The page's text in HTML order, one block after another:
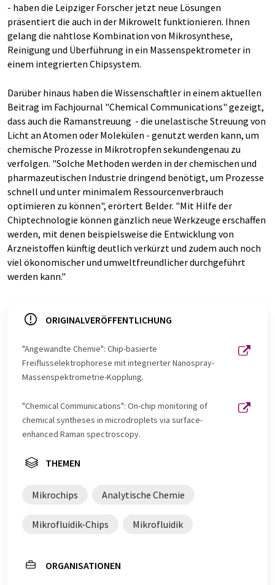
- haben die Leipziger Forscher jetzt neue Lösungen
präsentiert die auch in der Mikrowelt funktionieren. Ihnen
gelang die nahtlose Kombination von Mikrosynthese,
Reinigung und Überführung in ein Massenspektrometer in
einem integrierten Chipsystem.
Darüber hinaus haben die Wissenschaftler in einem aktuellen
Beitrag im Fachjournal "Chemical Communications" gezeigt,
dass auch die Ramanstreuung - die unelastische Streuung von
Licht an Atomen oder Molekülen - genutzt werden kann, um
chemische Prozesse in Mikrotropfen sekundengenau zu
verfolgen. "Solche Methoden werden in der chemischen und
pharmazeutischen Industrie dringend benötigt, um Prozesse
schnell und unter minimalem Ressourcenverbrauch
optimieren zu können", erörtert Belder. "Mit Hilfe der
Chiptechnologie können gänzlich neue Werkzeuge erschaffen
werden, mit denen beispielsweise die Entwicklung von
Arzneistoffen künftig deutlich verkürzt und zudem auch noch
viel ökonomischer und umweltfreundlicher durchgeführt
werden kann."
ORIGINALVERÖFFENTLICHUNG
"Angewandte Chemie": Chip-basierte
Freiflusselektrophorese mit integrierter Nanospray-
Massenspektrometrie-Kopplung.
"Chemical Communications": On-chip monitoring of
chemical syntheses in microdroplets via surface-
enhanced Raman spectroscopy.
THEMEN
Mikrochips Analytische Chemie
Mikrofluidik-Chips Mikrofluidik
ORGANISATIONEN